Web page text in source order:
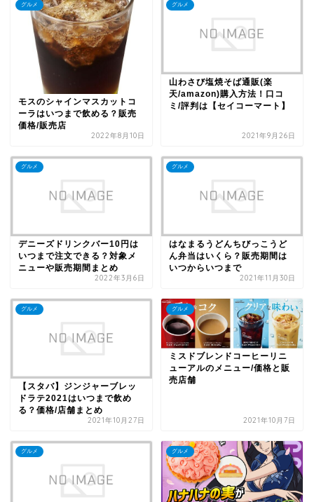
グルメ
モスのシャインマスカットコ
ーラはいつまで飲める？販売
価格/販売店
2022年8月10日
グルメ
山わさび塩焼そば通販(楽
天/amazon)購入方法！口コ
ミ/評判は【セイコーマート】
2021年9月26日
グルメ
デニーズドリンクバー10円は
いつまで注文できる？対象メ
ニューや販売期間まとめ
2022年3月6日
グルメ
はなまるうどんちびっこうど
ん弁当はいくら？販売期間は
いつからいつまで
2021年11月30日
グルメ
【スタバ】ジンジャーブレッ
ドラテ2021はいつまで飲め
る？価格/店舗まとめ
2021年10月27日
グルメ
ミスドブレンドコーヒーリニ
ューアルのメニュー/価格と販
売店舗
2021年10月7日
グルメ グルメ